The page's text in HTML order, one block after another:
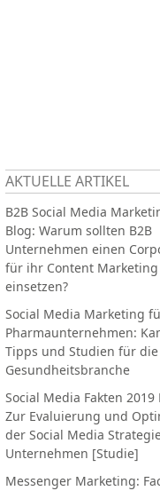
AKTUELLE ARTIKEL
B2B Social Media
Blog: Warum sollten B2B
Unternehmen einen
für ihr Content Marketing
einsetzen?
Social Media Marketing
Pharmaunternehmen:
Tipps und Studien für die
Gesundheitsbranche
Social Media Fakten 2019
Zur Evaluierung und
der Social Media
Unternehmen [Studie]
Messenger Marketing: